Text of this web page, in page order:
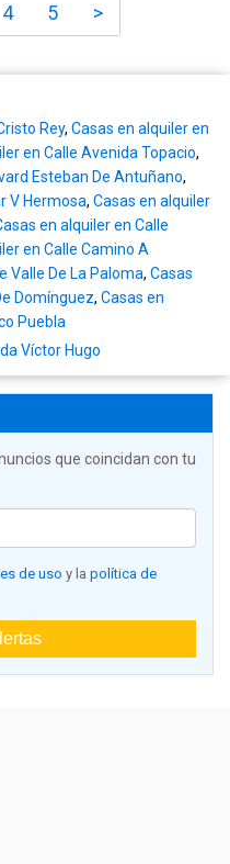
4 5 >
Rey, Casas en alquiler en
en Calle Avenida Topacio,
Esteban De Antuñano,
V Hermosa, Casas en alquiler
en alquiler en Calle
en Calle Camino A
Valle De La Paloma, Casas
Domínguez, Casas en
Puebla
Víctor Hugo
que coincidan con tu
de uso y la política de